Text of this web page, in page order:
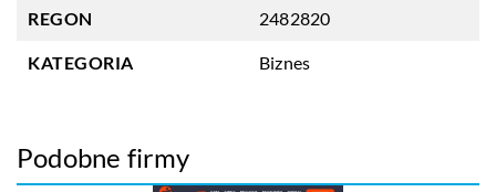
REGON 2482820
KATEGORIA Biznes
Podobne firmy